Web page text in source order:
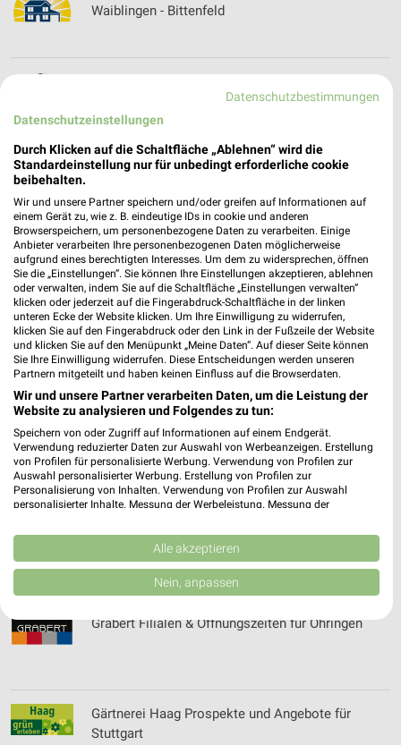
Waiblingen - Bittenfeld
Globus Baumarkt Prospekte & Angebote für
Godl Hörakustik Filialen & Öffnungszeiten für
Stuttgart-Feuerbach
Gold- & Pelzankauf Gerlingen Filialen &
Öffnungszeiten für Gerlingen
Gold- & Pelzankauf Stuttgart Filialen &
Öffnungszeiten für Stuttgart
Goldschmiede Peter Frick Filialen &
Öffnungszeiten für Kornwestheim
Grabert Filialen & Öffnungszeiten für Öhringen
Gärtnerei Haag Prospekte und Angebote für
Stuttgart
Datenschutzbestimmungen
Datenschutzeinstellungen
Durch Klicken auf die Schaltfläche „Ablehnen“ wird die
Standardeinstellung nur für unbedingt erforderliche cookie
beibehalten.
Wir und unsere Partner speichern und/oder greifen auf Informationen auf
einem Gerät zu, wie z. B. eindeutige IDs in cookie und anderen
Browserspeichern, um personenbezogene Daten zu verarbeiten. Einige
Anbieter verarbeiten Ihre personenbezogenen Daten möglicherweise
aufgrund eines berechtigten Interesses. Um dem zu widersprechen, öffnen
Sie die „Einstellungen“. Sie können Ihre Einstellungen akzeptieren, ablehnen
oder verwalten, indem Sie auf die Schaltfläche „Einstellungen verwalten“
klicken oder jederzeit auf die Fingerabdruck-Schaltfläche in der linken
unteren Ecke der Website klicken. Um Ihre Einwilligung zu widerrufen,
klicken Sie auf den Fingerabdruck oder den Link in der Fußzeile der Website
und klicken Sie auf den Menüpunkt „Meine Daten“. Auf dieser Seite können
Sie Ihre Einwilligung widerrufen. Diese Entscheidungen werden unseren
Partnern mitgeteilt und haben keinen Einfluss auf die Browserdaten.
Wir und unsere Partner verarbeiten Daten, um die Leistung der
Website zu analysieren und Folgendes zu tun:
Speichern von oder Zugriff auf Informationen auf einem Endgerät.
Verwendung reduzierter Daten zur Auswahl von Werbeanzeigen. Erstellung
von Profilen für personalisierte Werbung. Verwendung von Profilen zur
Auswahl personalisierter Werbung. Erstellung von Profilen zur
Personalisierung von Inhalten. Verwendung von Profilen zur Auswahl
personalisierter Inhalte. Messung der Werbeleistung. Messung der
Kombinationen von Daten aus verschiedenen Quellen. Entwicklung und
Verbesserung der Angebote. Verwendung reduzierter Daten zur Auswahl
von Inhalten.
Daten können außerhalb der Europäischen Union weitergegeben und in die
Website/App.
Partnerliste anzeigen (1 IAB-Anbieter)
Speichern von oder Zugriff auf Informationen
auf einem Endgerät
Alle akzeptieren
Nein, anpassen